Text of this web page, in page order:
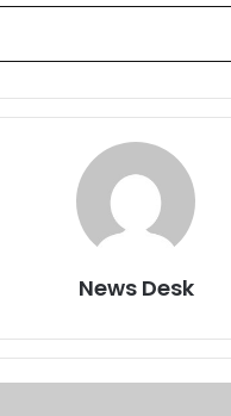
News Desk